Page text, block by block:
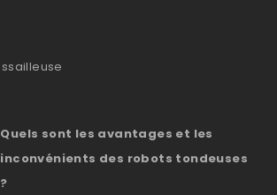
Quels sont les avantages et les
inconvénients des robots tondeuses
?